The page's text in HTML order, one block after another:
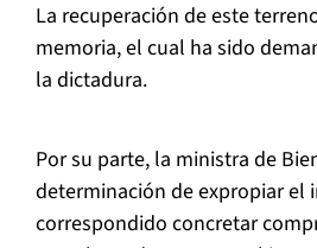
La recuperación de este
memoria, el cual ha sido
la dictadura.
Por su parte, la ministra de
determinación de expropiar el
correspondido concretar